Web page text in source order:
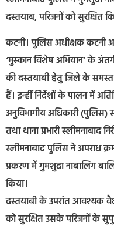
दस्तयाब, परिजनों को सुरक्षित
कटनी। पुलिस अधीक्षक कटनी
‘मुस्कान विशेष अभियान’ के
की दस्तयाबी हेतु जिले के समस्त
हैं। इन्हीं निर्देशों के पालन में
अनुविभागीय अधिकारी (पुलिस)
तथा थाना प्रभारी
स्लीमनाबाद पुलिस ने अपराध
प्रकरण में गुमशुदा नाबालिग
किया।
दस्तयाबी के उपरांत आवश्यक
को सुरक्षित उसके परिजनों के